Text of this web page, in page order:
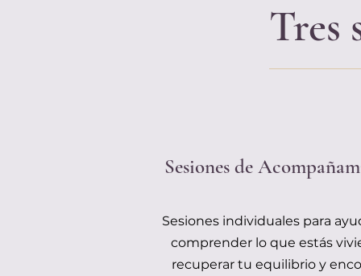
Tres
Sesiones de
Sesiones individuales para
comprender lo que estás
recuperar tu equilibrio y